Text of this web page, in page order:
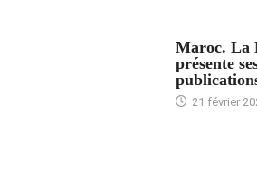
Maroc. La
présente
21 février